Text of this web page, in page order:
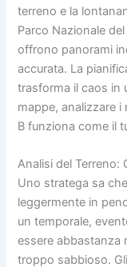
terreno e la
Parco Nazionale
offrono panorami
accurata. La
trasforma il caos in
mappe, analizzare
B funziona come il
Analisi del Terreno:
Uno stratega sa
leggermente in
un temporale,
essere abbastanza
troppo sabbioso.